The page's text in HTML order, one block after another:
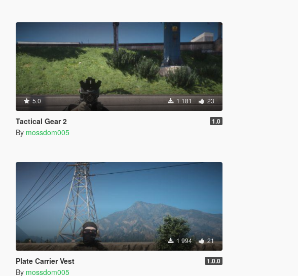
5.0 1 181 23
Tactical Gear 2 1.0
By mossdom005
1 994 21
Plate Carrier Vest 1.0.0
By mossdom005